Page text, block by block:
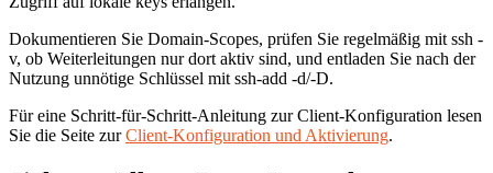
Dokumentieren Sie Domain‑Scopes, prüfen Sie regelmäßig mit ssh -
v, ob Weiterleitungen nur dort aktiv sind, und entladen Sie nach der
Nutzung unnötige Schlüssel mit ssh-add -d/-D.
Für eine Schritt‑für‑Schritt‑Anleitung zur Client‑Konfiguration lesen
Sie die Seite zurClient-Konfiguration und Aktivierung.